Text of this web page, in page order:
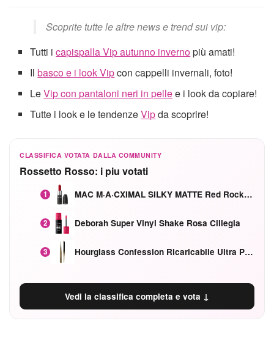
Scoprite tutte le altre news e trend sui vip:
Tutti icapispalla Vip autunno invernopiù amati!
Ilbasco e i look Vipcon cappelli invernali, foto!
LeVip con pantaloni neri in pellee i look da copiare!
Tutte i look e le tendenzeVipda scoprire!
CLASSIFICA VOTATA DALLA COMMUNITY
Rossetto Rosso: i piu votati
1 MAC M·A·CXIMAL SILKY MATTE Red Rock mat
2 Deborah Super Vinyl Shake Rosa Ciliegia
3 Hourglass Confession Ricaricabile Ultra Preciso Ad Alta Intensità Secretly Classic Red
Vedi la classifica completa e vota ↓